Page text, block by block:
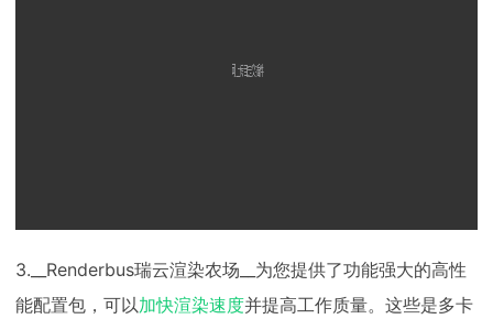
3.__Renderbus瑞云渲染农场__为您提供了功能强大的高性
能配置包，可以加快渲染速度并提高工作质量。这些是多卡